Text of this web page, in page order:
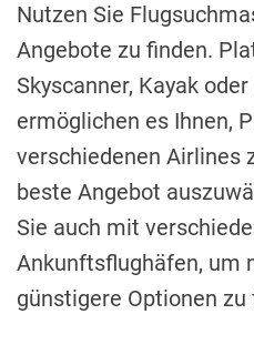
Nutzen Sie
Angebote zu finden.
Skyscanner, Kayak
ermöglichen es Ihnen,
verschiedenen Airlines
beste Angebot
Sie auch mit
Ankunftsflughäfen, um
günstigere Optionen zu